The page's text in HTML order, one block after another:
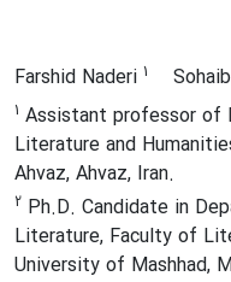
Farshid Naderi 1
1 Assistant professor of
Literature and
Ahvaz, Ahvaz, Iran.
2 Ph.D. Candidate in
Literature, Faculty of
University of Mashhad,